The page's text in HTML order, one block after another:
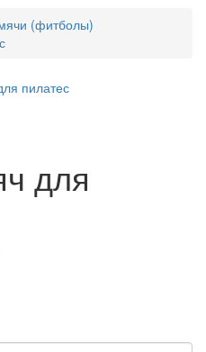
(фитболы)
для